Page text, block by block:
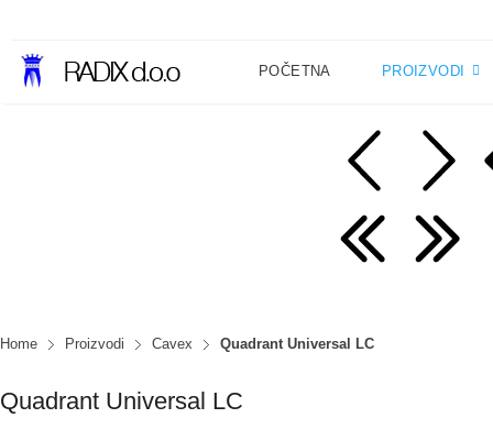
POČETNA PROIZVODI
Home Proizvodi Cavex Quadrant Universal LC
Quadrant Universal LC